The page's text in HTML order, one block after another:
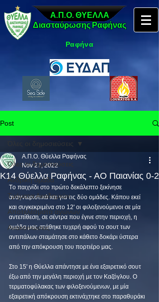
Α.Π.Ο. ΘΥΕΛΛΑ
Διασταύρωσης Ραφήνας
Ραφήνα
Post
Όλες οι δημοσιεύσεις
Ανδρική ομάδα
Τμήματα Ακαδημιών
Αποτελέσματα αγώνων
Ανακοινώσεις
Όλες οι δημοσιεύσεις
Κ14 Θύελλα Ραφήνας - ΑΟ Παιανίας 0-2
Α.Π.Ο. Θύελλα Ραφήνας
Nov 27, 2022
Tο παιχνίδι στο πρώτο δεκάλεπτο ξεκίνησε
αναγνωριστικά και για τις δύο ομάδες. Κάπου εκεί
και συγκεκριμένα στο 12' οι φιλοξενούμενοι σε μία
αντεπίθεση, σε σέντρα που έγινε στην περιοχή, η
ομάδα μας στάθηκε τυχερή αφού το σουτ των
αντιπάλων σταμάτησε στο κάθετο δοκάρι ύστερα
από την απόκρουση του πορτιέρο μας.
Στο 15' η Θύελλα απάντησε με ένα εξαιρετικό σουτ
έξω από την μεγάλη περιοχή με τον Καζόγλου. Ο
τερματοφύλακας των φιλοξενούμενων, με μία
εξαιρετική απόκρουση εκτινάχτηκε στο παραθυράκι